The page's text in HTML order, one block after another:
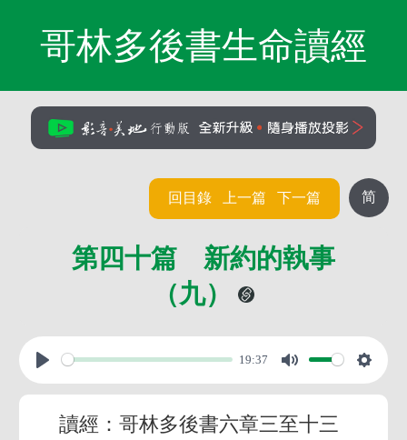
哥林多後書生命讀經
简
回目錄 上一篇 下一篇
第四十篇 新約的執事
（九）
19:37
讀經：哥林多後書六章三至十三